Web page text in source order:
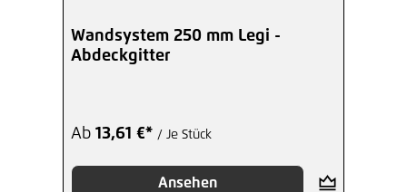
Wandsystem 250 mm Legi -
Abdeckgitter
Ab 13,61 €* / Je Stück
Ansehen